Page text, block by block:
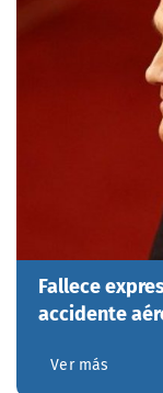
Fallece
accidente
Ver más